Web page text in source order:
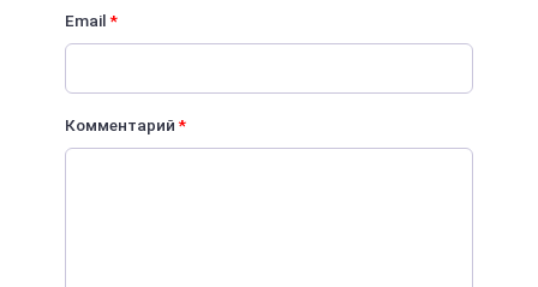
Email*
Комментарий*